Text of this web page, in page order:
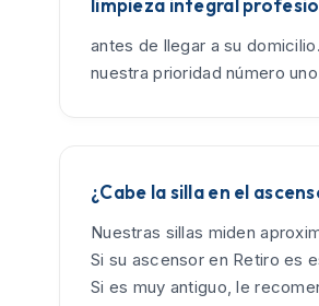
limpieza integral
antes de llegar a su
nuestra prioridad número
¿Cabe la silla en el
Nuestras sillas miden
Si su ascensor en Retiro es
Si es muy antiguo, le